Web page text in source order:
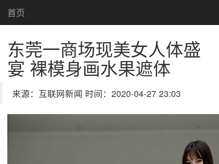
首页
东莞一商场现美女人体盛
宴 裸模身画水果遮体
来源：互联网新闻 时间：2020-04-27 23:03